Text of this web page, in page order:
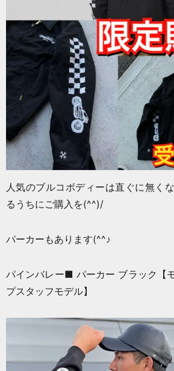
人気のブルコボディーは直ぐに無く
るうちにご購入を(^^)/
パーカーもあります(^^♪
パインバレー■ パーカー ブラック【
プスタッフモデル】